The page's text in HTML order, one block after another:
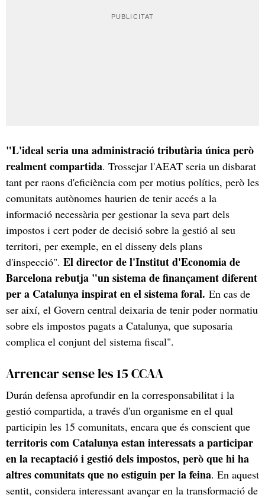
"L'ideal seria una administració tributària única però
realment compartida. Trossejar l'AEAT seria un disbarat
tant per raons d'eficiència com per motius polítics, però les
comunitats autònomes haurien de tenir accés a la
informació necessària per gestionar la seva part dels
impostos i cert poder de decisió sobre la gestió al seu
territori, per exemple, en el disseny dels plans
d'inspecció". El director de l'Institut d'Economia de
Barcelona rebutja "un sistema de finançament diferent
per a Catalunya inspirat en el sistema foral. En cas de
ser així, el Govern central deixaria de tenir poder normatiu
sobre els impostos pagats a Catalunya, que suposaria
complica el conjunt del sistema fiscal".
Arrencar sense les 15 CCAA
Durán defensa aprofundir en la corresponsabilitat i la
gestió compartida, a través d'un organisme en el qual
participin les 15 comunitats, encara que és conscient que
territoris com Catalunya estan interessats a participar
en la recaptació i gestió dels impostos, però que hi ha
altres comunitats que no estiguin per la feina. En aquest
sentit, considera interessant avançar en la transformació de